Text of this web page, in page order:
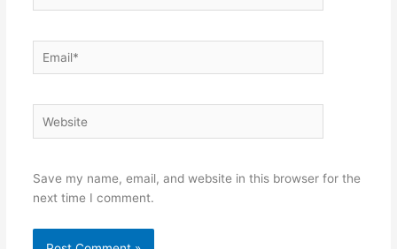
Save my name, email, and website in this browser for the
next time I comment.